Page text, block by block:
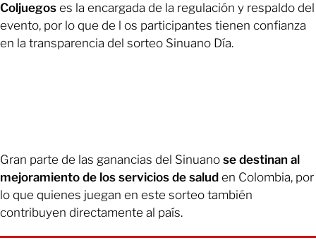
Coljuegos es la encargada de la regulación y respaldo del
evento, por lo que de l os participantes tienen confianza
en la transparencia del sorteo Sinuano Día.
Gran parte de las ganancias del Sinuano se destinan al
mejoramiento de los servicios de salud en Colombia, por
lo que quienes juegan en este sorteo también
contribuyen directamente al país.